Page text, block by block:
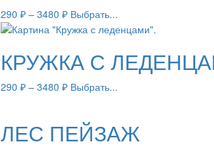
290 ₽ – 3480 ₽ Выбрать...
КРУЖКА С
290 ₽ – 3480 ₽ Выбрать...
ЛЕС ПЕЙЗАЖ